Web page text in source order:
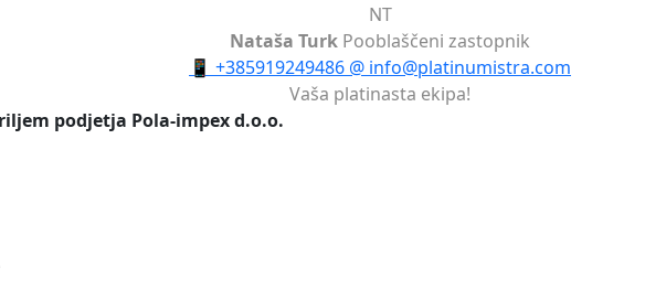
NT
Nataša Turk Pooblaščeni zastopnik
📱 +385919249486 @ info@platinumistra.com
Vaša platinasta ekipa!
podjetja Pola-impex d.o.o.